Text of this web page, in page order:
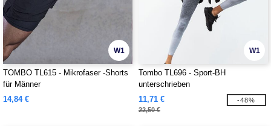
W1
TOMBO TL615 - Mikrofaser -Shorts
für Männer
14,84 €
W1
Tombo TL696 - Sport-BH
unterschrieben
11,71 €
22,50 €
-48%